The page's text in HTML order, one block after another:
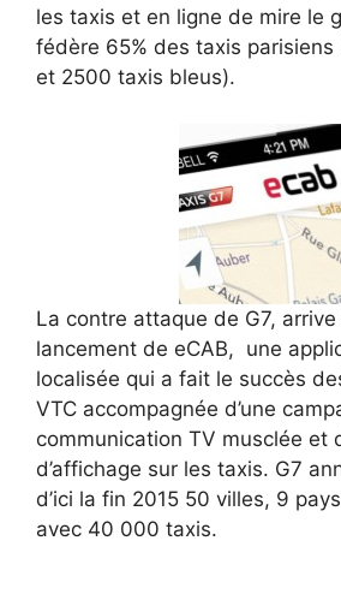
les taxis et en ligne de mire le
fédère 65% des taxis
et 2500 taxis bleus).
La contre attaque de G7, arrive
lancement de eCAB, une
localisée qui a fait le succès
VTC accompagnée d’une
communication TV musclée et
d’affichage sur les taxis. G7
d’ici la fin 2015 50 villes, 9
avec 40 000 taxis.